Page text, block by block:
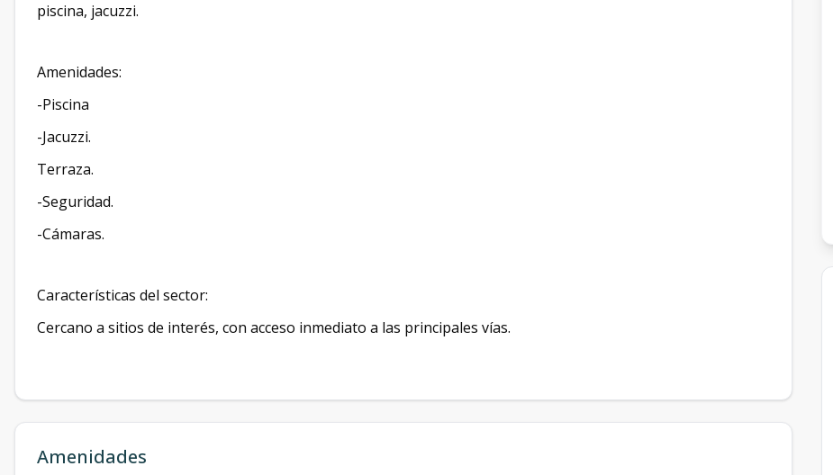
piscina, jacuzzi.
Amenidades:
-Piscina
-Jacuzzi.
Terraza.
-Seguridad.
-Cámaras.
Características del sector:
Cercano a sitios de interés, con acceso inmediato a las principales vías.
Amenidades